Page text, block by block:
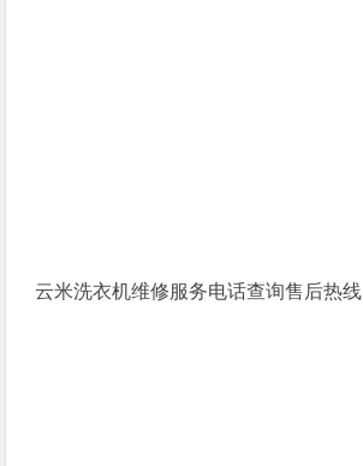
云米洗衣机维修服务电话查询售后热线